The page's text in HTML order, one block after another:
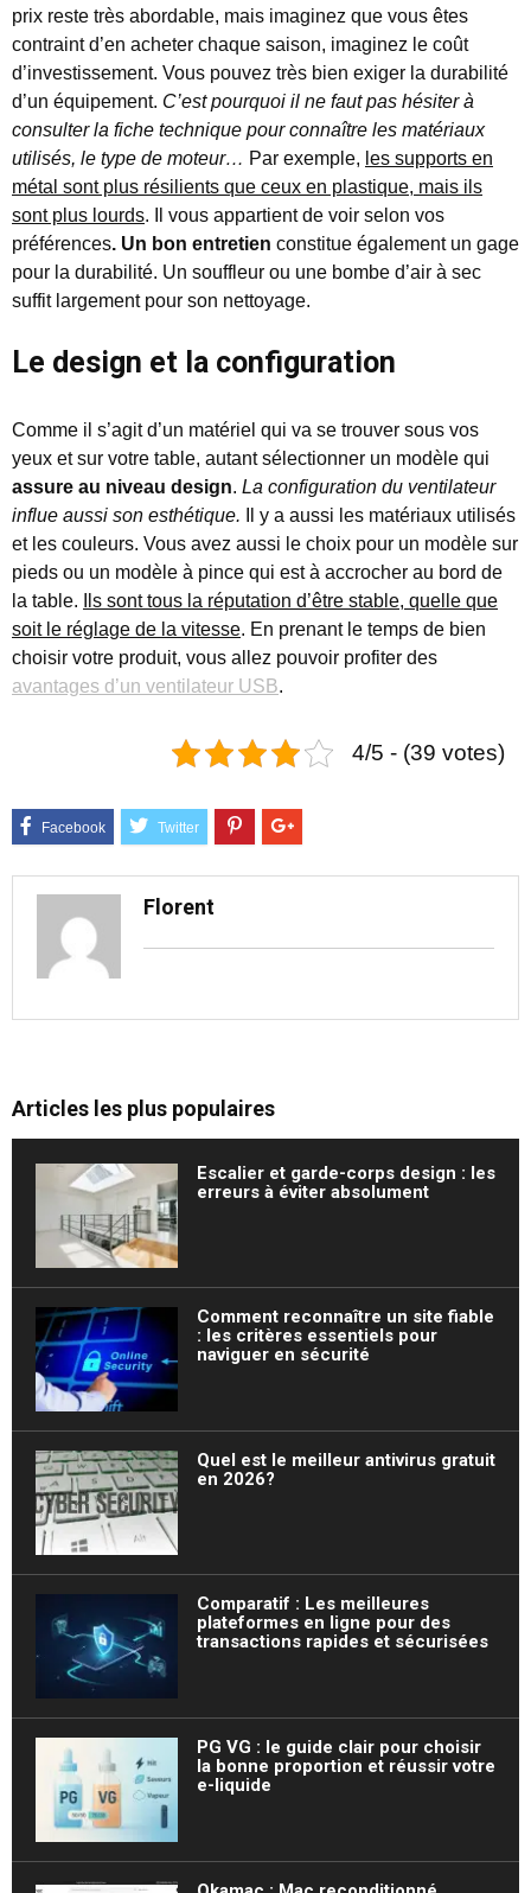
prix reste très abordable, mais imaginez que vous êtes
contraint d’en acheter chaque saison, imaginez le coût
d’investissement. Vous pouvez très bien exiger la durabilité
d’un équipement. C’est pourquoi il ne faut pas hésiter à
consulter la fiche technique pour connaître les matériaux
utilisés, le type de moteur… Par exemple, les supports en
métal sont plus résilients que ceux en plastique, mais ils
sont plus lourds. Il vous appartient de voir selon vos
préférences. Un bon entretien constitue également un gage
pour la durabilité. Un souffleur ou une bombe d’air à sec
suffit largement pour son nettoyage.
Le design et la configuration
Comme il s’agit d’un matériel qui va se trouver sous vos
yeux et sur votre table, autant sélectionner un modèle qui
assure au niveau design. La configuration du ventilateur
influe aussi son esthétique. Il y a aussi les matériaux utilisés
et les couleurs. Vous avez aussi le choix pour un modèle sur
pieds ou un modèle à pince qui est à accrocher au bord de
la table.
Ils sont tous la réputation d’être stable, quelle que
soit le réglage de la vitesse. En prenant le temps de bien
choisir votre produit, vous allez pouvoir profiter des
avantages d’un ventilateur USB.
4/5 - (39 votes)
Florent
Articles les plus populaires
Escalier et garde-corps design : les
erreurs à éviter absolument
Comment reconnaître un site fiable
: les critères essentiels pour
naviguer en sécurité
Quel est le meilleur antivirus gratuit
en 2026?
Comparatif : Les meilleures
plateformes en ligne pour des
transactions rapides et sécurisées
PG VG : le guide clair pour choisir
la bonne proportion et réussir votre
e-liquide